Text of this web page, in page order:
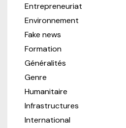
Entrepreneuriat
Environnement
Fake news
Formation
Généralités
Genre
Humanitaire
Infrastructures
International